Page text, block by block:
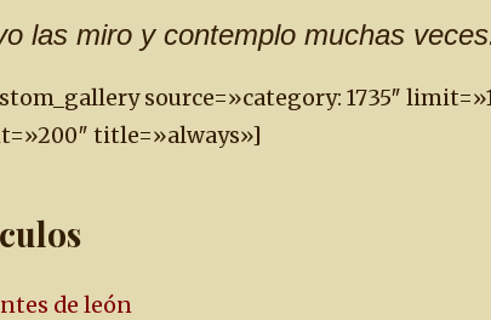
las miro y contemplo muchas
source=»category: 1735″
title=»always»]
de león